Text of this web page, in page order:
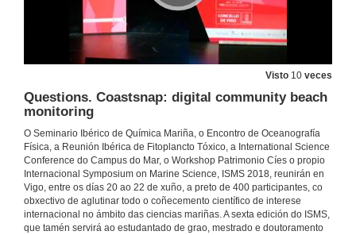
Visto 10 veces
Questions. Coastsnap: digital community beach
monitoring
O Seminario Ibérico de Química Mariña, o Encontro de Oceanografía
Física, a Reunión Ibérica de Fitoplancto Tóxico, a International Science
Conference do Campus do Mar, o Workshop Patrimonio Cíes o propio
Internacional Symposium on Marine Science, ISMS 2018, reunirán en
Vigo, entre os días 20 ao 22 de xuño, a preto de 400 participantes, co
obxectivo de aglutinar todo o coñecemento científico de interese
internacional no ámbito das ciencias mariñas. A sexta edición do ISMS,
que tamén servirá ao estudantado de grao, mestrado e doutoramento
21 de xuño de 2018
Reproductive, morphologic, behaviour and genetic changes of fire salamanders in Cíes
Autores: Guillermo Velo-Antón (CIBIO/ InBIO) e A. Cordero Rivera (Universidade de Vigo)
21 de xuño de 2018
Autores: Guillermo Velo-Antón (CIBIO/ InBIO) e A. Cordero Rivera (Universidade de Vigo)
21 de xuño de 2018
Identification and characterization of essential habitats for three cephalopod species in the galician atlantic islands national park
Autores: A. Guerra, J. HernándezUrcera, M. E. Garci y A. F. González